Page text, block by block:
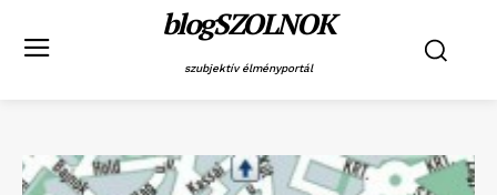
blogSZOLNOK
szubjektív élményportál